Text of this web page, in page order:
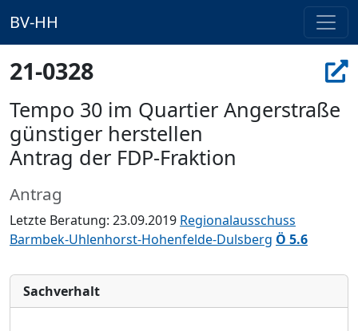
BV-HH
21-0328
Tempo 30 im Quartier Angerstraße
günstiger herstellen
Antrag der FDP-Fraktion
Antrag
Letzte Beratung: 23.09.2019 Regionalausschuss
Barmbek-Uhlenhorst-Hohenfelde-Dulsberg Ö 5.6
Sachverhalt